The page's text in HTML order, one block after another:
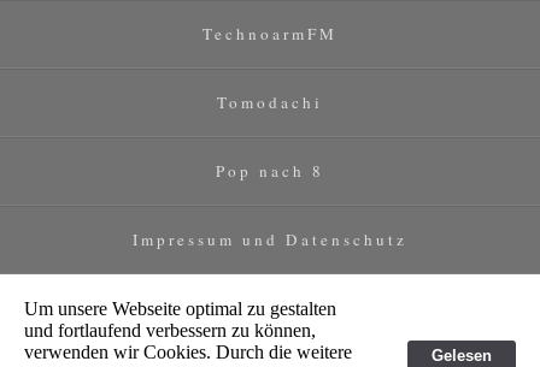
TechnoarmFM
Tomodachi
Pop nach 8
Impressum und Datenschutz
Um unsere Webseite optimal zu gestalten
und fortlaufend verbessern zu können,
verwenden wir Cookies. Durch die weitere
Gelesen